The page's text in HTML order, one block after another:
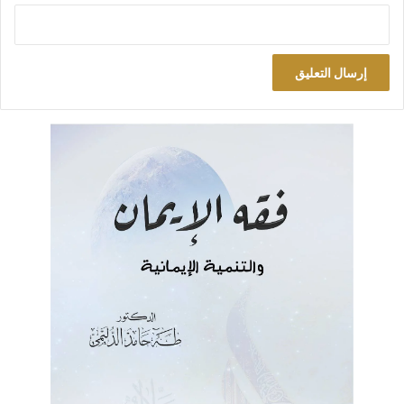
الحقيقة العظيمة، يوم سمعت صدام يقول ما قال فضحكت وقلت:
الحكماء يفتخرون بتفريق أعدائهم، وصاحبنا يفتخر بأنه ما ترك عدواً
في الأرض إلا وجمعه عليه!
والآن انظر إلى سياسة “تنظيم الدولة”، فلا هي نظرت إلى السنة
فاتبعت سياسة النبي الربانية، ولا استفادت من التجربة فوافقت سنة
الاجتماع الكونية. أثارت العالم كله على نفسها فاجتمع عليها ولكن من
خلالنا فهي لا تسعى حثيثة إلا في القضاء على نفسها وعلى السنة. لم
تسالم جهة ولم تؤلف جبهة. فكانت النتيجة أن انقلب شعارها
الحق؛ فالنصر ملازم لهم ولا بد. والنصر بتفسيرهم هو الغلبة
المنظورة على الأعداء، حتى إذا انقلبت الأمور تحت المنظور عادوا
فقالوا: ليس المهم عندنا الفوز بالدنيا إنما المهم الآخرة.. في شريط